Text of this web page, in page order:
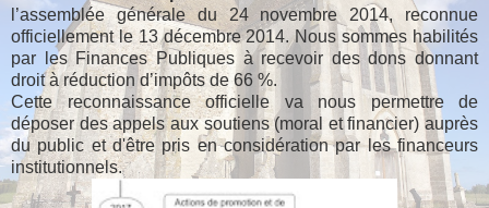
l’assemblée générale du 24 novembre 2014, reconnue
officiellement le 13 décembre 2014. Nous sommes habilités
par les Finances Publiques à recevoir des dons donnant
droit à réduction d’impôts de 66 %.
Cette reconnaissance officielle va nous permettre de
déposer des appels aux soutiens (moral et financier) auprès
du public et d'être pris en considération par les financeurs
institutionnels.